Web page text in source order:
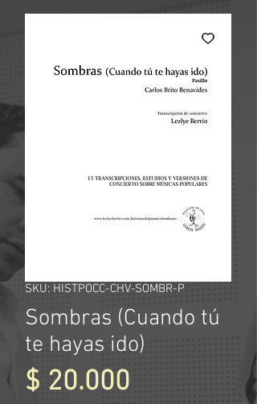
SKU: HISTPOCC-CHV-SOMBR-P
Sombras (Cuando tú
te hayas ido)
$ 20.000